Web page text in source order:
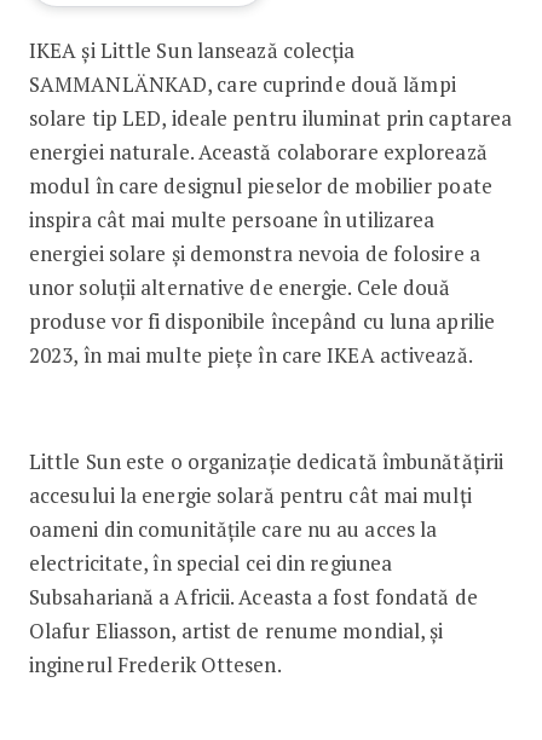
IKEA lansează două produse noi ce
IKEA și Little Sun lansează colecția
SAMMANLÄNKAD, care cuprinde două lămpi
solare tip LED, ideale pentru iluminat prin captarea
energiei naturale. Această colaborare explorează
modul în care designul pieselor de mobilier poate
inspira cât mai multe persoane în utilizarea
energiei solare și demonstra nevoia de folosire a
unor soluții alternative de energie. Cele două
produse vor fi disponibile începând cu luna aprilie
2023, în mai multe piețe în care IKEA activează.
Little Sun este o organizație dedicată îmbunătățirii
accesului la energie solară pentru cât mai mulți
oameni din comunitățile care nu au acces la
electricitate, în special cei din regiunea
Subsahariană a Africii. Aceasta a fost fondată de
Olafur Eliasson, artist de renume mondial, și
inginerul Frederik Ottesen.